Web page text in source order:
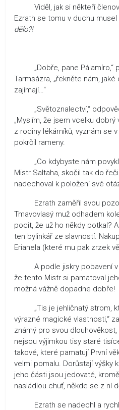
Viděl, jak si někteří
Ezrath se tomu v duchu
dělo?!
„Dobře, pane Pálamíro,“
Tarmsázra, „řekněte nám,
zajímají…“
„Světoznalectví,“
„Myslím, že jsem vcelku
z rodiny lékárníků, vyznám se
pokrčil rameny.
„Co kdybyste nám
Mistr Saltaha, skočil tak do
nadechoval k položení své
Ezrath zaměřil svou
Tmavovlasý muž odhadem
pocit, že už ho někdy potkal?
ten bylinkář ze slavností.
Erianela (které mu pak zrzek
A podle jiskry pobavení v
že tento Mistr si pamatoval
možná vážně dopadne dobře!
„Tis je jehličnatý strom,
výrazné magické vlastnosti,“
známý pro svou
nejsou výjimkou tisy staré
takové, které pamatují První
velmi pomalu. Dorůstají výšky
jeho části jsou jedovaté,
nasládlou chuť, někde se z ní
Ezrath se nadechl a